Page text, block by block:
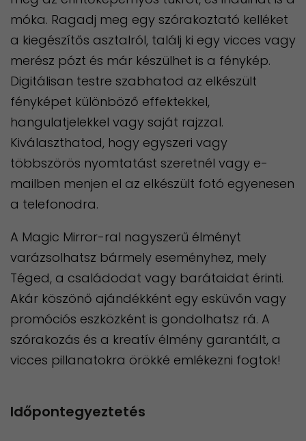
móka. Ragadj meg egy szórakoztató kelléket
a kiegészítős asztalról, találj ki egy vicces vagy
merész pózt és már készülhet is a fénykép.
Digitálisan testre szabhatod az elkészült
fényképet különböző effektekkel,
hangulatjelekkel vagy saját rajzzal.
Kiválaszthatod, hogy egyszeri vagy
többszörös nyomtatást szeretnél vagy e-
mailben menjen el az elkészült fotó egyenesen
a telefonodra.
A Magic Mirror-ral nagyszerű élményt
varázsolhatsz bármely eseményhez, mely
Téged, a családodat vagy barátaidat érinti.
Akár köszönő ajándékként egy esküvőn vagy
promóciós eszközként is gondolhatsz rá. A
szórakozás és a kreatív élmény garantált, a
vicces pillanatokra örökké emlékezni fogtok!
Időpontegyeztetés